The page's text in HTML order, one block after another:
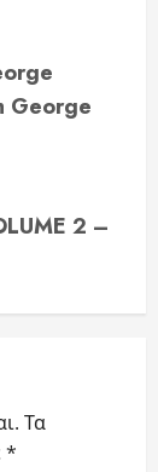
George
2 –
Τα
*